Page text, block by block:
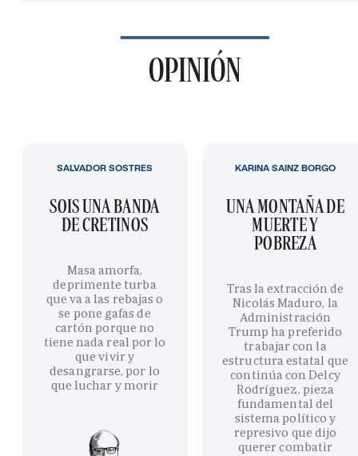
OPINIÓN
SOIS UNA BANDA
DE CRETINOS
Masa amorfa,
deprimente turba
que va a las rebajas o
se pone gafas de
cartón porque no
tiene nada real por lo
que vivir y
desangrarse, por lo
que luchar y morir
SALVADOR SOSTRES
UNA MONTAÑA DE
MUERTE Y
POBREZA
Tras la extracción de
Nicolás Maduro, la
Administración
Trump ha preferido
trabajar con la
estructura estatal que
continúa con Delcy
Rodríguez, pieza
fundamental del
sistema político y
represivo que dijo
querer combatir
KARINA SAINZ BORGO